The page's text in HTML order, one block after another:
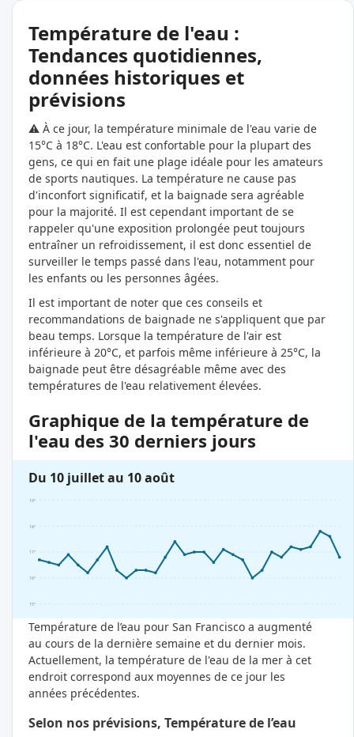
Température de l'eau :
Tendances quotidiennes,
données historiques et
prévisions
⚠️ À ce jour, la température minimale de l'eau varie de
15°C à 18°C. L'eau est confortable pour la plupart des
gens, ce qui en fait une plage idéale pour les amateurs
de sports nautiques. La température ne cause pas
d'inconfort significatif, et la baignade sera agréable
pour la majorité. Il est cependant important de se
rappeler qu'une exposition prolongée peut toujours
entraîner un refroidissement, il est donc essentiel de
surveiller le temps passé dans l'eau, notamment pour
les enfants ou les personnes âgées.
Il est important de noter que ces conseils et
recommandations de baignade ne s'appliquent que par
beau temps. Lorsque la température de l'air est
inférieure à 20°C, et parfois même inférieure à 25°C, la
baignade peut être désagréable même avec des
températures de l'eau relativement élevées.
Graphique de la température de
l'eau des 30 derniers jours
Du 10 juillet au 10 août
15°
16°
17°
18°
19°
Température de l’eau pour San Francisco a augmenté
au cours de la dernière semaine et du dernier mois.
Actuellement, la température de l'eau de la mer à cet
endroit correspond aux moyennes de ce jour les
années précédentes.
Selon nos prévisions, Température de l’eau